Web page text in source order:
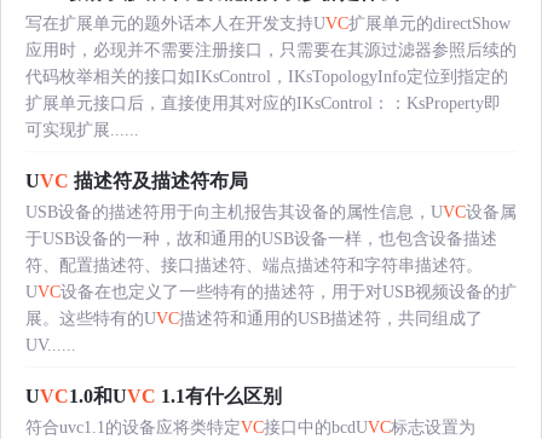
写在扩展单元的题外话本人在开发支持UVC扩展单元的directShow
应用时，必现并不需要注册接口，只需要在其源过滤器参照后续的
代码枚举相关的接口如IKsControl，IKsTopologyInfo定位到指定的
扩展单元接口后，直接使用其对应的IKsControl：：KsProperty即
可实现扩展......
UVC 描述符及描述符布局
USB设备的描述符用于向主机报告其设备的属性信息，UVC设备属
于USB设备的一种，故和通用的USB设备一样，也包含设备描述
符、配置描述符、接口描述符、端点描述符和字符串描述符。
UVC设备在也定义了一些特有的描述符，用于对USB视频设备的扩
展。这些特有的UVC描述符和通用的USB描述符，共同组成了
UV......
UVC1.0和UVC 1.1有什么区别
符合uvc1.1的设备应将类特定VC接口中的bcdUVC标志设置为